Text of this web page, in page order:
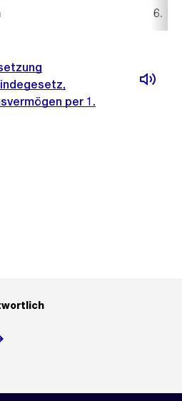
6.
per 1.